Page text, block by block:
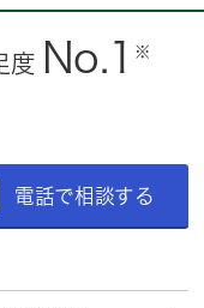
度 No.1 ※
電話で相談する